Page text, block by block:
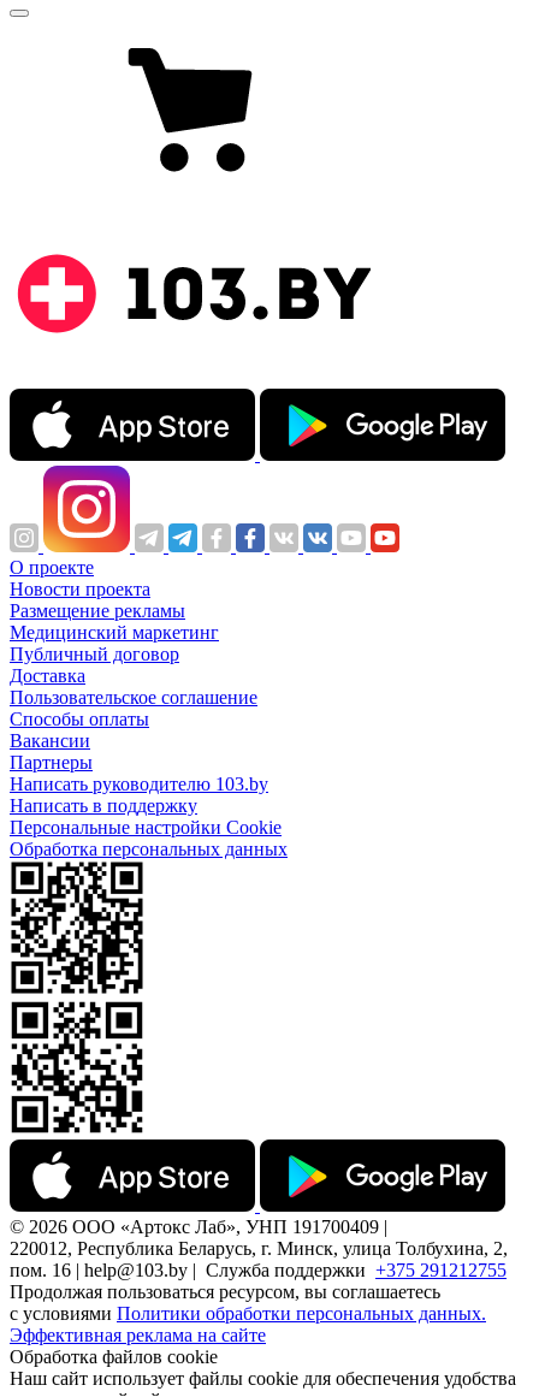
О проекте
Новости проекта
Размещение рекламы
Медицинский маркетинг
Публичный договор
Доставка
Пользовательское соглашение
Способы оплаты
Вакансии
Партнеры
Написать руководителю 103.by
Написать в поддержку
Персональные настройки Cookie
Обработка персональных данных
© 2026 ООО «Артокс Лаб», УНП 191700409 |
220012, Республика Беларусь, г. Минск, улица Толбухина, 2,
пом. 16 | help@103.by | Служба поддержки +375 291212755
Продолжая пользоваться ресурсом, вы соглашаетесь
с условиями Политики обработки персональных данных.
Эффективная реклама на сайте
Обработка файлов cookie
Наш сайт использует файлы cookie для обеспечения удобства